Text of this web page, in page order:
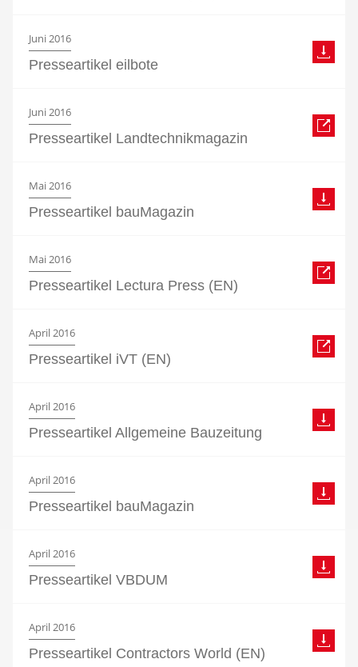
Juni 2016
Presseartikel eilbote
Juni 2016
Presseartikel Landtechnikmagazin
Mai 2016
Presseartikel bauMagazin
Mai 2016
Presseartikel Lectura Press (EN)
April 2016
Presseartikel iVT (EN)
April 2016
Presseartikel Allgemeine Bauzeitung
April 2016
Presseartikel bauMagazin
April 2016
Presseartikel VBDUM
April 2016
Presseartikel Contractors World (EN)